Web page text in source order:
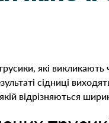
які
сідниці
відрізняються